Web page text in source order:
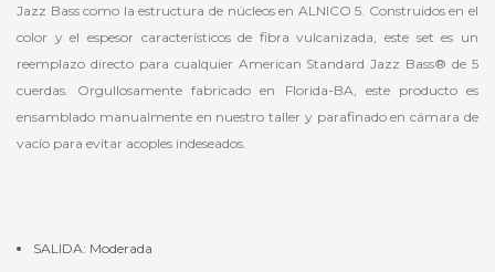
Jazz Bass como la estructura de núcleos en ALNICO 5. Construidos en el
color y el espesor característicos de fibra vulcanizada, este set es un
reemplazo directo para cualquier American Standard Jazz Bass® de 5
cuerdas. Orgullosamente fabricado en Florida-BA, este producto es
ensamblado manualmente en nuestro taller y parafinado en cámara de
vacío para evitar acoples indeseados.
SALIDA: Moderada